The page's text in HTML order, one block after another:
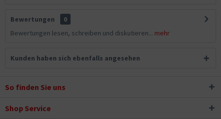
Bewertungen
0
Bewertungen lesen, schreiben und diskutieren... mehr
Kunden haben sich ebenfalls angesehen
So finden Sie uns
Shop Service